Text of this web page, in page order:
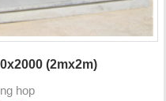
(2mx2m)
hop